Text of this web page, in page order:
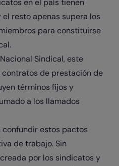
en el país tienen
resto apenas supera los
para constituirse
Sindical, este
de prestación de
términos fijos y
a los llamados
confundir estos pactos
de trabajo. Sin
por los sindicatos y